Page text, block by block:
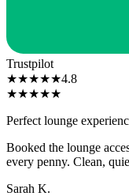
Trustpilot
★★★★★4.8
★★★★★
Perfect lounge
Booked the lounge
every penny. Clean,
Sarah K.